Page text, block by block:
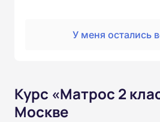
У меня остались
Курс «Матрос 2
Москве